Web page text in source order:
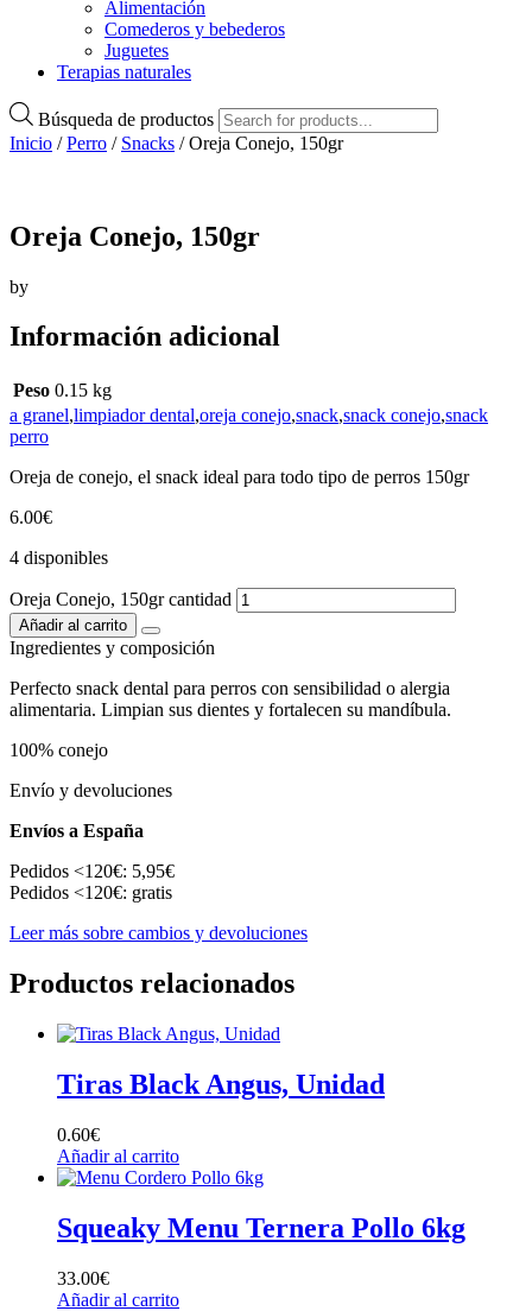
Alimentación
Comederos y bebederos
Juguetes
Terapias naturales
Búsqueda de productos
Inicio /Perro / Snacks / Oreja Conejo, 150gr
Oreja Conejo, 150gr
by
Información adicional
Peso 0.15 kg
a granel,limpiador dental,oreja conejo,snack,snack conejo,snack
perro
Oreja de conejo, el snack ideal para todo tipo de perros 150gr
6.00€
4 disponibles
Oreja Conejo, 150gr cantidad
Añadir al carrito
Ingredientes y composición
Perfecto snack dental para perros con sensibilidad o alergia
alimentaria. Limpian sus dientes y fortalecen su mandíbula.
100% conejo
Envío y devoluciones
Envíos a España
Pedidos <120€: 5,95€
Pedidos <120€: gratis
Leer más sobre cambios y devoluciones
Productos relacionados
Tiras Black Angus, Unidad
0.60€
Añadir al carrito
Squeaky Menu Ternera Pollo 6kg
33.00€
Añadir al carrito